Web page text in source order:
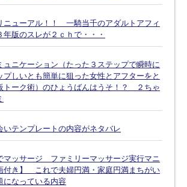
ニューアル！！ 一騎当千のアダルトアフィ
年版のスレが２ｃｈで・・・
ュニケーション（たった３ステップで瞬時に
プしいとも簡単に狙った女性とアフターをと
トーク術）のひょうばんはうそ！？ ２ちゃ
いテンプレートの内容がネタバレ
マッサージ ファミリーマッサージ実行マニ
付き】 これで夫婦円満・家庭円満まちがい
になっている内容